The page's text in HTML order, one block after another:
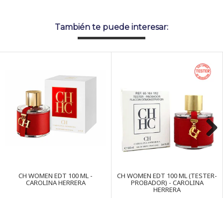
También te puede interesar:
CH WOMEN EDT 100 ML -
CAROLINA HERRERA
CH WOMEN EDT 100 ML (TESTER-
PROBADOR) - CAROLINA
HERRERA
Next